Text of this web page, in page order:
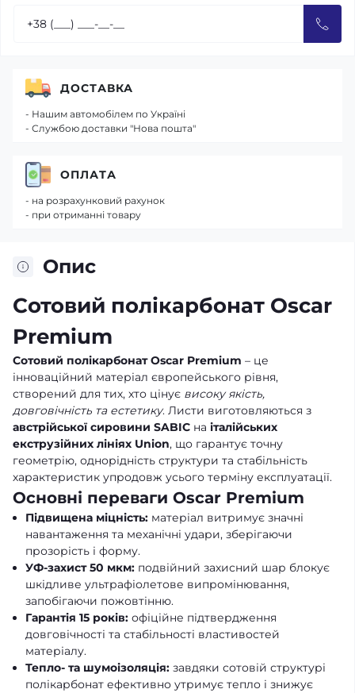
Опис
Сотовий полікарбонат Oscar
Premium
Сотовий полікарбонат Oscar Premium – це
інноваційний матеріал європейського рівня,
створений для тих, хто цінує високу якість,
довговічність та естетику. Листи виготовляються з
австрійської сировини SABIC на італійських
екструзійних лініях Union, що гарантує точну
геометрію, однорідність структури та стабільність
характеристик упродовж усього терміну експлуатації.
Основні переваги Oscar Premium
Підвищена міцність: матеріал витримує значні
навантаження та механічні удари, зберігаючи
прозорість і форму.
УФ-захист 50 мкм: подвійний захисний шар блокує
шкідливе ультрафіолетове випромінювання,
запобігаючи пожовтінню.
Гарантія 15 років: офіційне підтвердження
довговічності та стабільності властивостей
матеріалу.
Тепло- та шумоізоляція: завдяки сотовій структурі
полікарбонат ефективно утримує тепло і знижує
ДОСТАВКА
- Нашим автомобілем по Україні
- Службою доставки "Нова пошта"
ОПЛАТА
- на розрахунковий рахунок
- при отриманні товару